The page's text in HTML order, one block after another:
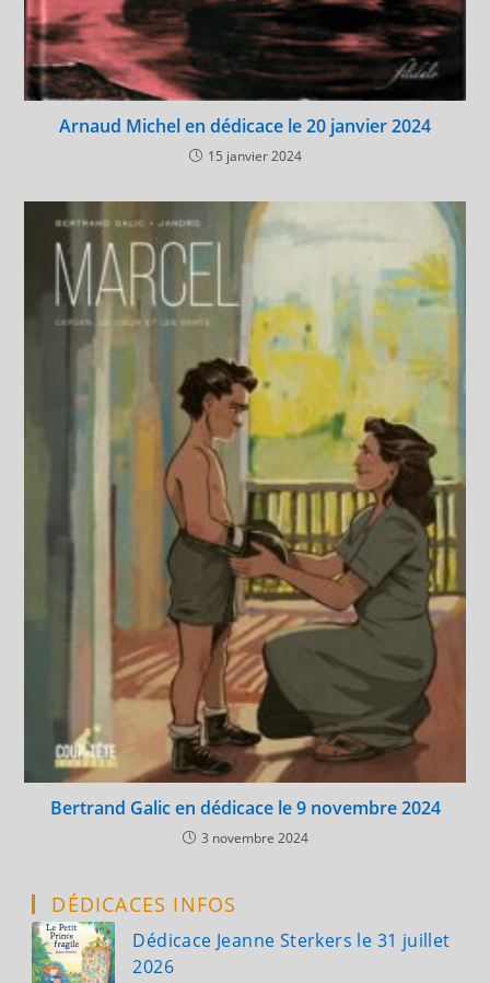
Arnaud Michel en dédicace le 20 janvier 2024
15 janvier 2024
Bertrand Galic en dédicace le 9 novembre 2024
3 novembre 2024
DÉDICACES INFOS
Dédicace Jeanne Sterkers le 31 juillet
2026